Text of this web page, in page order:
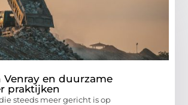
en duurzame
praktijken
steeds meer gericht is op